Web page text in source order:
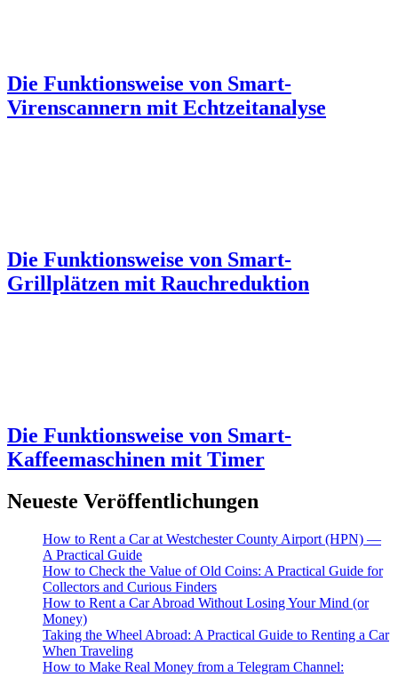
Die Funktionsweise von Smart-
Virenscannern mit Echtzeitanalyse
Die Funktionsweise von Smart-
Grillplätzen mit Rauchreduktion
Die Funktionsweise von Smart-
Kaffeemaschinen mit Timer
Neueste Veröffentlichungen
How to Rent a Car at Westchester County Airport (HPN) —
A Practical Guide
How to Check the Value of Old Coins: A Practical Guide for
Collectors and Curious Finders
How to Rent a Car Abroad Without Losing Your Mind (or
Money)
Taking the Wheel Abroad: A Practical Guide to Renting a Car
When Traveling
How to Make Real Money from a Telegram Channel: